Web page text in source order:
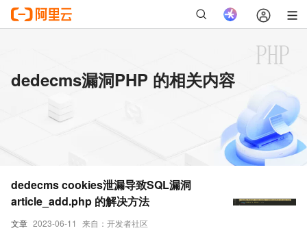
dedecms漏洞PHP 的相关内容
文章 2023-06-11 来自：开发者社区
dedecms cookies泄漏导致SQL漏洞
article_add.php 的解决方法